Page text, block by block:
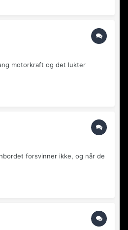
motorkraft og det lukter
forsvinner ikke, og når de